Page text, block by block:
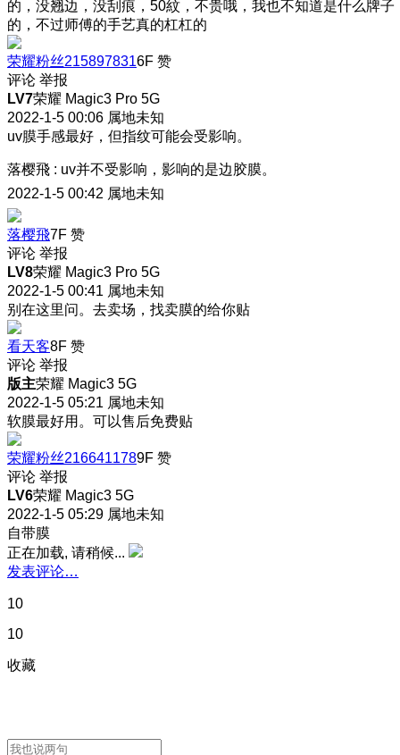
的，没翘边，没刮痕，50紋，不贵哦，我也不知道是什么牌子
的，不过师傅的手艺真的杠杠的
荣耀粉丝2158978316F 赞
评论 举报
LV7荣耀 Magic3 Pro 5G
2022-1-5 00:06 属地未知
uv膜手感最好，但指纹可能会受影响。
落樱飛 : uv并不受影响，影响的是边胶膜。
2022-1-5 00:42 属地未知
落樱飛7F 赞
评论 举报
LV8荣耀 Magic3 Pro 5G
2022-1-5 00:41 属地未知
别在这里问。去卖场，找卖膜的给你贴
看天客8F 赞
评论 举报
版主荣耀 Magic3 5G
2022-1-5 05:21 属地未知
软膜最好用。可以售后免费贴
荣耀粉丝2166411789F 赞
评论 举报
LV6荣耀 Magic3 5G
2022-1-5 05:29 属地未知
自带膜
正在加载, 请稍候...
发表评论…
10
10
收藏